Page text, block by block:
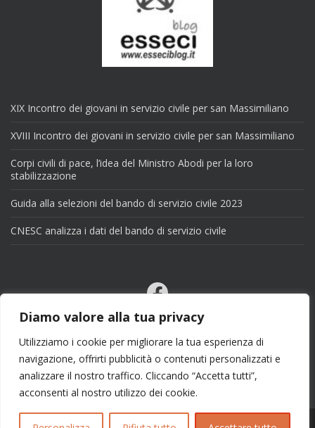
Diamo valore alla tua privacy
Utilizziamo i cookie per migliorare la tua esperienza di
navigazione, offrirti pubblicità o contenuti personalizzati e
analizzare il nostro traffico. Cliccando “Accetta tutti”,
acconsenti al nostro utilizzo dei cookie.
XIX Incontro dei giovani in servizio civile per san Massimiliano
XVIII Incontro dei giovani in servizio civile per san Massimiliano
Corpi civili di pace, l’idea del Ministro Abodi per la loro
stabilizzazione
Guida alla selezioni del bando di servizio civile 2023
CNESC analizza i dati del bando di servizio civile
Facebook
Email
X